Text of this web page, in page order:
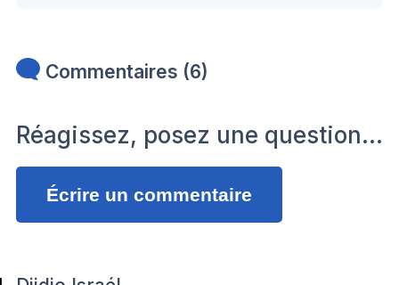
Commentaires (6)
Réagissez, posez une question…
Écrire un commentaire